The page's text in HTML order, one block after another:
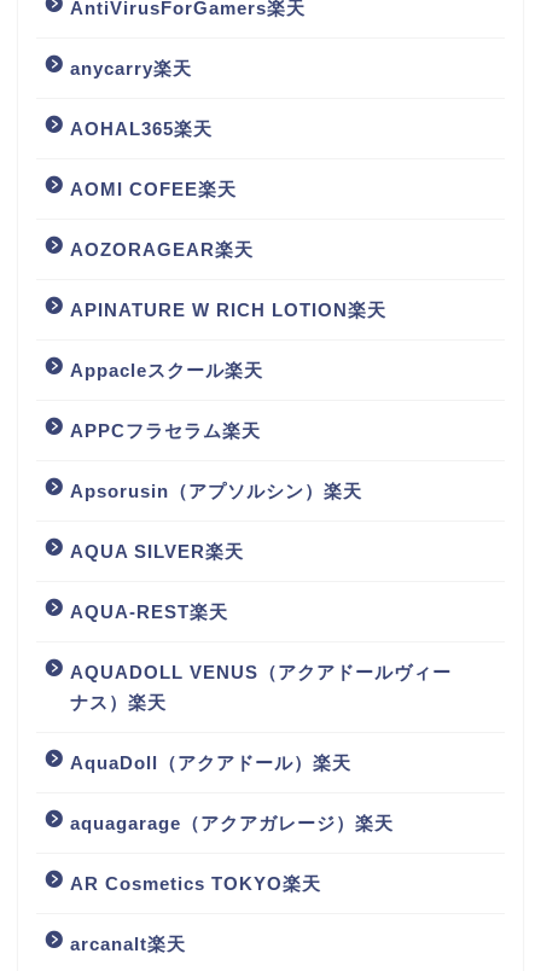
AntiVirusForGamers楽天
anycarry楽天
AOHAL365楽天
AOMI COFEE楽天
AOZORAGEAR楽天
APINATURE W RICH LOTION楽天
Appacleスクール楽天
APPCフラセラム楽天
Apsorusin（アプソルシン）楽天
AQUA SILVER楽天
AQUA-REST楽天
AQUADOLL VENUS（アクアドールヴィー
ナス）楽天
AquaDoll（アクアドール）楽天
aquagarage（アクアガレージ）楽天
AR Cosmetics TOKYO楽天
arcanalt楽天